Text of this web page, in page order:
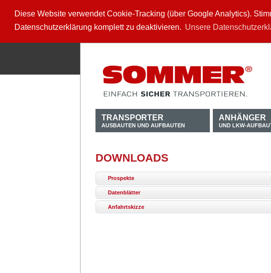
Diese Website verwendet Cookie-Tracking (über Google Analytics).
Datenschutzerklärung komplett zu deaktivieren. Unsere
TRANSPORTER
AUSBAUTEN UND AUFBAUTEN
ANHÄNGER
UND LKW-
DOWNLOADS
Prospekte
Datenblätter
Anfahrtskizze